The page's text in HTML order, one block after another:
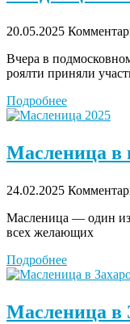
20.05.2025
Вчера в
роялти приняли
Подробнее
Масленица в
24.02.2025
Масленица — один из
всех желающих
Подробнее
Масленица в